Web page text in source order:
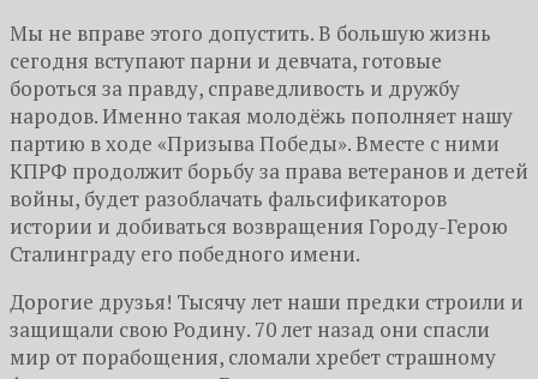
Мы не вправе этого допустить. В большую жизнь
сегодня вступают парни и девчата, готовые
бороться за правду, справедливость и дружбу
народов. Именно такая молодёжь пополняет нашу
партию в ходе «Призыва Победы». Вместе с ними
КПРФ продолжит борьбу за права ветеранов и детей
войны, будет разоблачать фальсификаторов
истории и добиваться возвращения Городу-Герою
Сталинграду его победного имени.
Дорогие друзья! Тысячу лет наши предки строили и
защищали свою Родину. 70 лет назад они спасли
мир от порабощения, сломали хребет страшному